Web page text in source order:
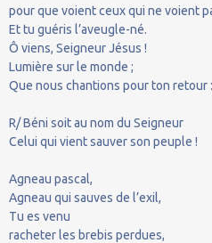
pour que voient ceux qui ne voient
Et tu guéris l’aveugle-né.
Ô viens, Seigneur Jésus !
Lumière sur le monde ;
Que nous chantions pour ton retour :
R/ Béni soit au nom du Seigneur
Celui qui vient sauver son peuple !
Agneau pascal,
Agneau qui sauves de l’exil,
Tu es venu
racheter les brebis perdues,